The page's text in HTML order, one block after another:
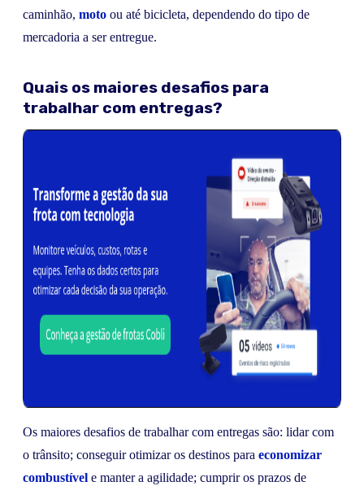
caminhão, moto ou até bicicleta, dependendo do tipo de
mercadoria a ser entregue.
Quais os maiores desafios para
trabalhar com entregas?
Os maiores desafios de trabalhar com entregas são: lidar com
o trânsito; conseguir otimizar os destinos para economizar
combustível e manter a agilidade; cumprir os prazos de